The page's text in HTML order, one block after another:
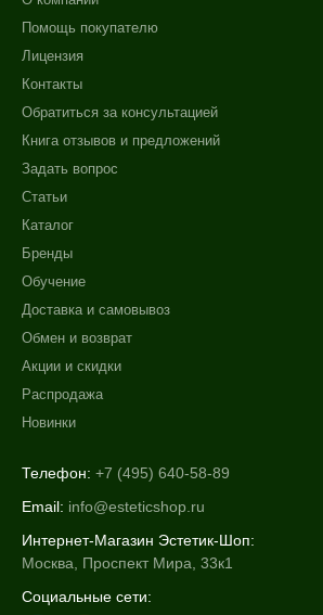
Вокруг глаз
Декольте
Показать еще
фл
1 флакон
2 мл
Показать еще
DMAE
PDRN
Аргирелин
Показать еще
Время применения
Ежедневный
Процедура
Биорепарация
Помощь покупателю
Лицензия
Контакты
Обратиться за консультацией
Книга отзывов и предложений
Задать вопрос
Статьи
Каталог
Бренды
Обучение
Доставка и самовывоз
Обмен и возврат
Акции и скидки
Распродажа
Новинки
Телефон: +7 (495) 640-58-89
Email: info@esteticshop.ru
Интернет-Магазин Эстетик-Шоп:
Москва, Проспект Мира, 33к1
Социальные сети: